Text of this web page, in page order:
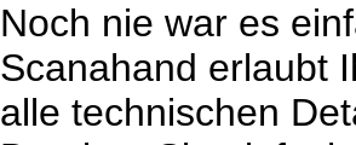
Noch nie war es
Scanahand erlaubt
alle technischen